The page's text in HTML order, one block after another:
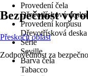
Provedení čela
Dřevotřísková deska
Provedení korpusu
Dřevotřísková deska
Série
Seville
Barva čela
Tabacco
Bezpečnost
Přeskočit oblast
Zodpovědnost za